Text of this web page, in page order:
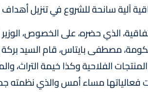
آلية سانحة للشروع في تنزيل أهداف
الذي حضره، على الخصوص،
مصطفى بايتاس، قام السيد بركة
الفلاحية وكذا خيمة التراث،
فعالياتها مساء أمس والذي نظمته